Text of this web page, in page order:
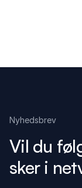
Nyhedsbrev
Vil du
sker i